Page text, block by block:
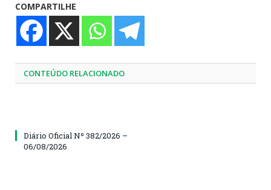
COMPARTILHE
CONTEÚDO RELACIONADO
Diário Oficial Nº 382/2026 –
06/08/2026